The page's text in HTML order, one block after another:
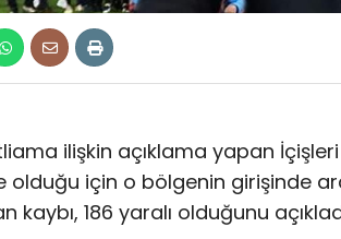
ilişkin açıklama yapan İçişleri
olduğu için o bölgenin girişinde
kaybı, 186 yaralı olduğunu